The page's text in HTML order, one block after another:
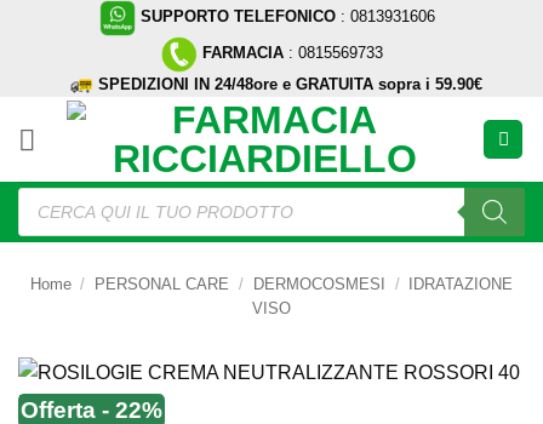
SUPPORTO TELEFONICO : 0813931606
FARMACIA : 0815569733
SPEDIZIONI IN 24/48ore e GRATUITA sopra i 59.90€
Ricerca
prodotti
Home / PERSONAL CARE / DERMOCOSMESI /
IDRATAZIONE
VISO
Offerta - 22%